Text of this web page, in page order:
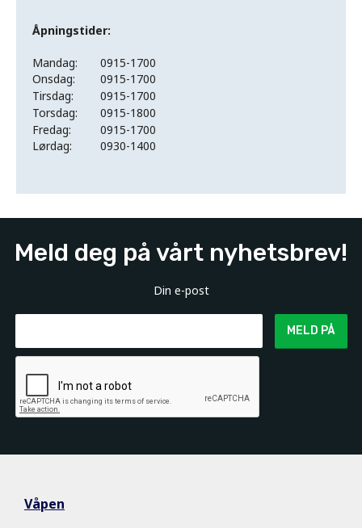
Åpningstider:
Mandag:
0915-1700
Onsdag:
0915-1700
Tirsdag:
0915-1700
Torsdag:
0915-1800
Fredag:
0915-1700
Lørdag:
0930-1400
Meld deg på vårt nyhetsbrev!
Din e-post
MELD PÅ
Våpen